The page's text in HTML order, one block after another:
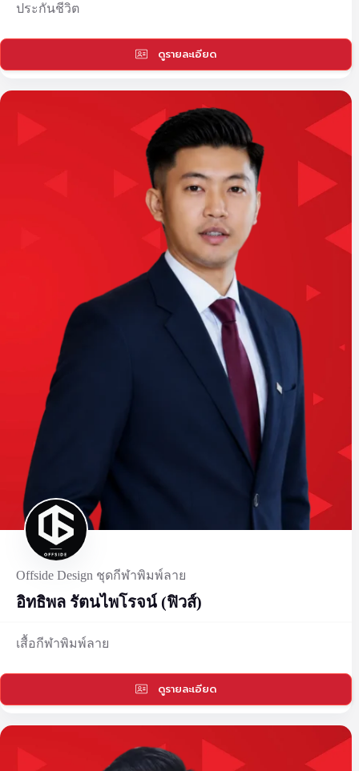
ประกันชีวิต
ดูรายละเอียด
Offside Design ชุดกีฬาพิมพ์ลาย
อิทธิพล รัตนไพโรจน์ (ฟิวส์)
เสื้อกีฬาพิมพ์ลาย
ดูรายละเอียด